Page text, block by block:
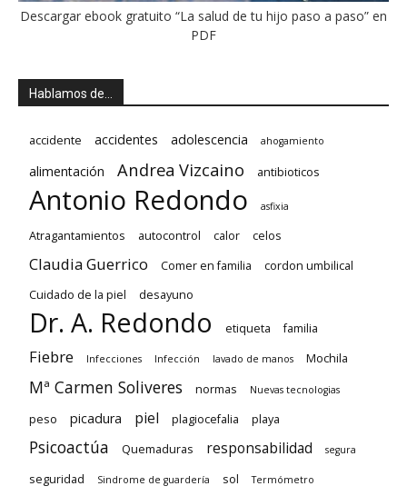
Descargar ebook gratuito “La salud de tu hijo paso a paso” en
PDF
Hablamos de…
accidente accidentes adolescencia ahogamiento
alimentación Andrea Vizcaino antibioticos
Antonio Redondo asfixia
Atragantamientos autocontrol calor celos
Claudia Guerrico Comer en familia
cordon umbilical
Cuidado de la piel
desayuno
Dr. A. Redondo etiqueta familia
Fiebre Infecciones Infección lavado de manos Mochila
Mª Carmen Soliveres normas Nuevas tecnologias
peso picadura piel plagiocefalia playa
Psicoactúa Quemaduras responsabilidad segura
seguridad Sindrome de guardería sol Termómetro